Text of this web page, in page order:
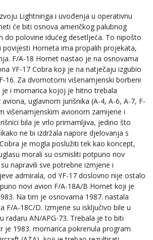
Lightninga i uvođenja u operativnu
će biti osnova američkog palubnog
do polovine idućeg desetljeća. To nipošto
povijesti Horneta ima propalih projekata,
F/A-18 Hornet nastao je na osnovama
YF-17 Cobra koji je na natječaju izgubio
16. Za dvomotorni višenamjenski borbeni
je i mornarica kojoj je hitno trebala
uglavnom jurišnika (A-4, A-6, A-7, F-
višenamjenskim avionom zamijene i
bila je vrlo primamljiva, jedino što
ne bi izdržala napore djelovanja s
je mogla poslužiti tek kao koncept,
morali su osmisliti potpuno nov
napravili sve potrebne izmjene i
admirala, od YF-17 doslovno nije ostalo
novi avion F/A-18A/B Hornet koji je
Na tim je osnovama 1987. nastala
F/A-18C/D. Izmjene su isključivo bile u
radaru AN/APG-73. Trebala je to biti
je 1983. mornarica pokrenula program